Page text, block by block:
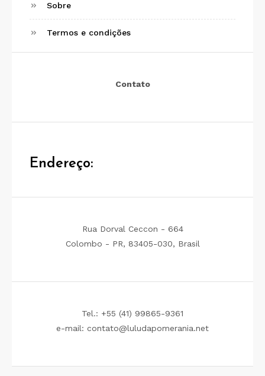
Sobre
Termos e condições
Contato
Endereço:
Rua Dorval Ceccon - 664
Colombo - PR, 83405-030, Brasil
Tel.: +55 (41) 99865-9361
e-mail: contato@luludapomerania.net